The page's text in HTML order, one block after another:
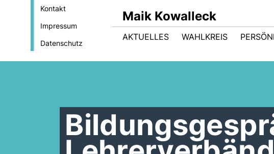
Kontakt
Impressum
Datenschutz
Maik Kowalleck
AKTUELLES WAHLKREIS